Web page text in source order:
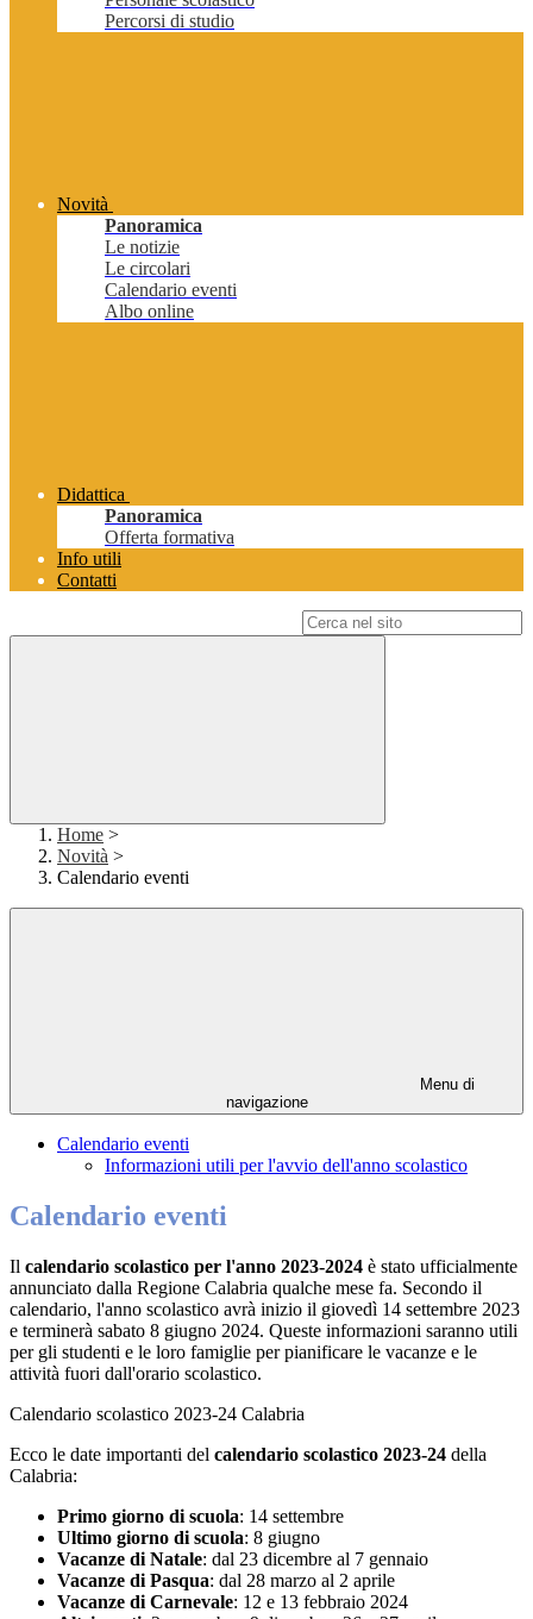
Percorsi di studio
Novità
Panoramica
Le notizie
Le circolari
Calendario eventi
Albo online
Didattica
Panoramica
Offerta formativa
Info utili
Contatti
Home >
Novità >
Calendario eventi
Menu di
navigazione
Calendario eventi
Informazioni utili per l'avvio dell'anno scolastico
Calendario eventi
Il calendario scolastico per l'anno 2023-2024 è stato ufficialmente
annunciato dalla Regione Calabria qualche mese fa. Secondo il
calendario, l'anno scolastico avrà inizio il giovedì 14 settembre 2023
e terminerà sabato 8 giugno 2024. Queste informazioni saranno utili
per gli studenti e le loro famiglie per pianificare le vacanze e le
attività fuori dall'orario scolastico.
Calendario scolastico 2023-24 Calabria
Ecco le date importanti del calendario scolastico 2023-24 della
Calabria:
Primo giorno di scuola: 14 settembre
Ultimo giorno di scuola: 8 giugno
Vacanze di Natale: dal 23 dicembre al 7 gennaio
Vacanze di Pasqua: dal 28 marzo al 2 aprile
Vacanze di Carnevale: 12 e 13 febbraio 2024